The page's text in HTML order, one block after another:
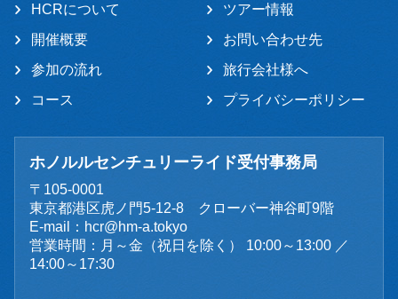
HCRについて
開催概要
参加の流れ
コース
ツアー情報
お問い合わせ先
旅行会社様へ
プライバシーポリシー
ホノルルセンチュリーライド受付事務局
〒105-0001
東京都港区虎ノ門5-12-8 クローバー神谷町9階
E-mail： hcr@hm-a.tokyo
営業時間：月～金（祝日を除く） 10:00～13:00 ／
14:00～17:30